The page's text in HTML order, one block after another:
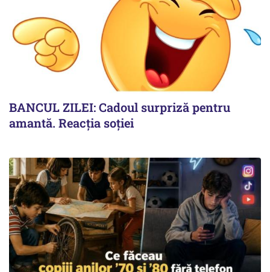
BANCUL ZILEI: Cadoul surpriză pentru
amantă. Reacția soției